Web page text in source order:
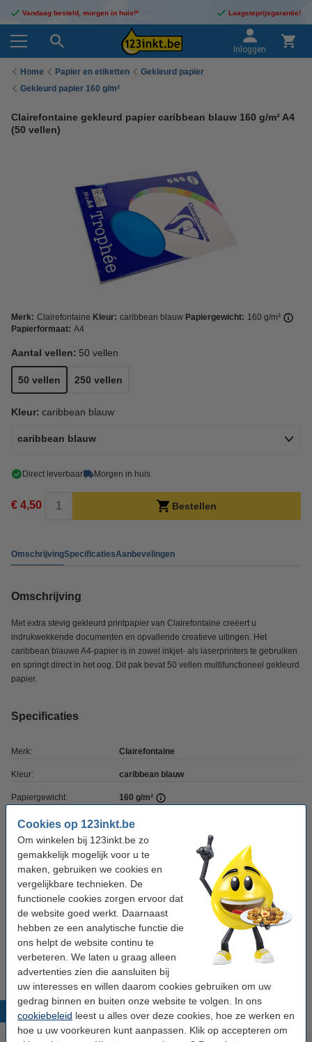
Cookies op 123inkt.be
Om winkelen bij 123inkt.be zo
gemakkelijk mogelijk voor u te
maken, gebruiken we cookies en
vergelijkbare technieken. De
functionele cookies zorgen ervoor dat
de website goed werkt. Daarnaast
hebben ze een analytische functie die
ons helpt de website continu te
verbeteren. We laten u graag alleen
advertenties zien die aansluiten bij
uw interesses en willen daarom cookies gebruiken om uw
gedrag binnen en buiten onze website te volgen. In ons
cookiebeleid leest u alles over deze cookies, hoe ze werken en
hoe u uw voorkeuren kunt aanpassen. Klik op accepteren om
Vandaag besteld, morgen in huis!* Laagsteprijsgarantie!
Inloggen
Home Papier en etiketten
Gekleurd papier
Gekleurd papier 160 g/m²
Clairefontaine gekleurd papier caribbean blauw 160 g/m² A4
(50 vellen)
Merk: Clairefontaine Kleur: caribbean blauw Papiergewicht: 160 g/m²
Papierformaat: A4
Aantal vellen: 50 vellen
50 vellen 250 vellen
Kleur: caribbean blauw
caribbean blauw
Direct leverbaar Morgen in huis
€ 4,50 Bestellen
OmschrijvingSpecificatiesAanbevelingen
Omschrijving
Met extra stevig gekleurd printpapier van Clairefontaine creëert u
indrukwekkende documenten en opvallende creatieve uitingen. Het
caribbean blauwe A4-papier is in zowel inkjet- als laserprinters te gebruiken
en springt direct in het oog. Dit pak bevat 50 vellen multifunctioneel gekleurd
papier.
Specificaties
Merk: Clairefontaine
Kleur: caribbean blauw
Papiergewicht: 160 g/m²
Papierformaat: A4
Aantal vellen: 50 vellen
Ons artikelnr: 250027
Clairefontaine gekleurd papier caribbean blauw
160 g/m² A4 (250 vellen)
€ 10,25
Populaire producten